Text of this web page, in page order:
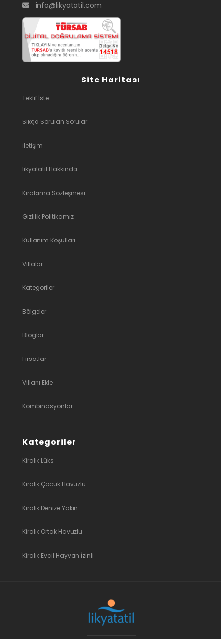
info@likyatatil.com
Site Haritası
Teklif İste
Sıkça Sorulan Sorular
İletişim
likyatatil Hakkında
Kiralama Sözleşmesi
Gizlilik Politikamız
Kullanım Koşulları
Villalar
Kategoriler
Bölgeler
Bloglar
Fırsatlar
Villanı Ekle
Kombinasyonlar
Kategoriler
Kiralık Lüks
Kiralık Çocuk Havuzlu
Kiralık Denize Yakın
Kiralık Ortak Havuzlu
Kiralık Evcil Hayvan İzinli